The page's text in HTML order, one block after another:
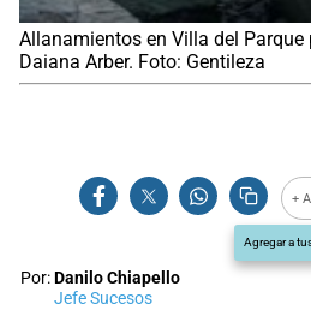
Allanamientos en Villa del
Daiana Arber. Foto: Gentileza
+
Agregar a
Por:Danilo Chiapello
Jefe Sucesos